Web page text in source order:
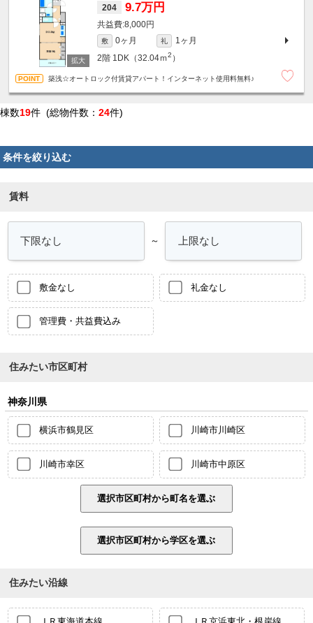
204 9.7万円
8,000円
敷 0ヶ月 礼
1ヶ月
2階 1DK（32.04ｍ2 ）
築浅☆オートロック付賃貸アパート！インターネット使用料無料♪
棟数19件 (総物件数： 24件)
条件を絞り込む
賃料
～
敷金なし 礼金なし
管理費・共益費込み
住みたい市区町村
神奈川県
横浜市鶴見区 川崎市川崎区
川崎市幸区 川崎市中原区
住みたい沿線